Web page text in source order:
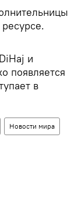
и
появляется
в
Новости мира